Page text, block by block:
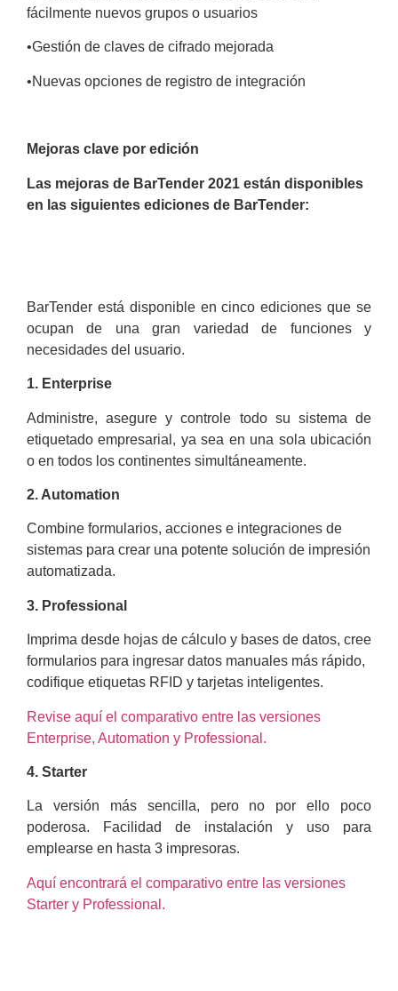
fácilmente nuevos grupos o usuarios
•Gestión de claves de cifrado mejorada
•Nuevas opciones de registro de integración
Mejoras clave por edición
Las mejoras de BarTender 2021 están disponibles
en las siguientes ediciones de BarTender:
BarTender está disponible en cinco ediciones que se
ocupan de una gran variedad de funciones y
necesidades del usuario.
1. Enterprise
Administre, asegure y controle todo su sistema de
etiquetado empresarial, ya sea en una sola ubicación
o en todos los continentes simultáneamente.
2. Automation
Combine formularios, acciones e integraciones de
sistemas para crear una potente solución de impresión
automatizada.
3. Professional
Imprima desde hojas de cálculo y bases de datos, cree
formularios para ingresar datos manuales más rápido,
codifique etiquetas RFID y tarjetas inteligentes.
Revise aquí el comparativo entre las versiones
Enterprise, Automation y Professional.
4. Starter
La versión más sencilla, pero no por ello poco
poderosa. Facilidad de instalación y uso para
emplearse en hasta 3 impresoras.
Aquí encontrará el comparativo entre las versiones
Starter y Professional.